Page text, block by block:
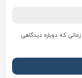
که دوباره دیدگاهی